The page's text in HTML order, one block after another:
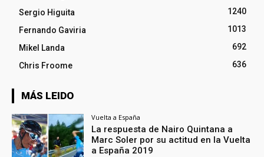
Sergio Higuita
1240
Fernando Gaviria
1013
Mikel Landa
692
Chris Froome
636
MÁS LEIDO
Vuelta a España
La respuesta de Nairo Quintana a
Marc Soler por su actitud en la Vuelta
a España 2019